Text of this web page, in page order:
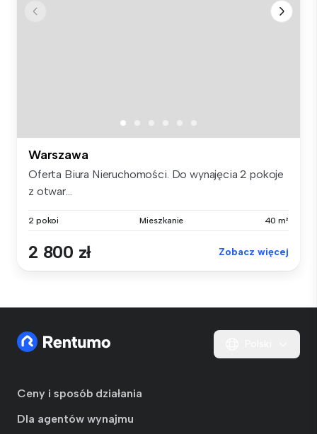
Warszawa
Oferta Biura Nieruchomości. Do wynajęcia 2 pokoje
z otwar...
2 pokoi Mieszkanie 40 m²
2 800 zł Zobacz więcej
Ceny i sposób działania
Dla agentów wynajmu